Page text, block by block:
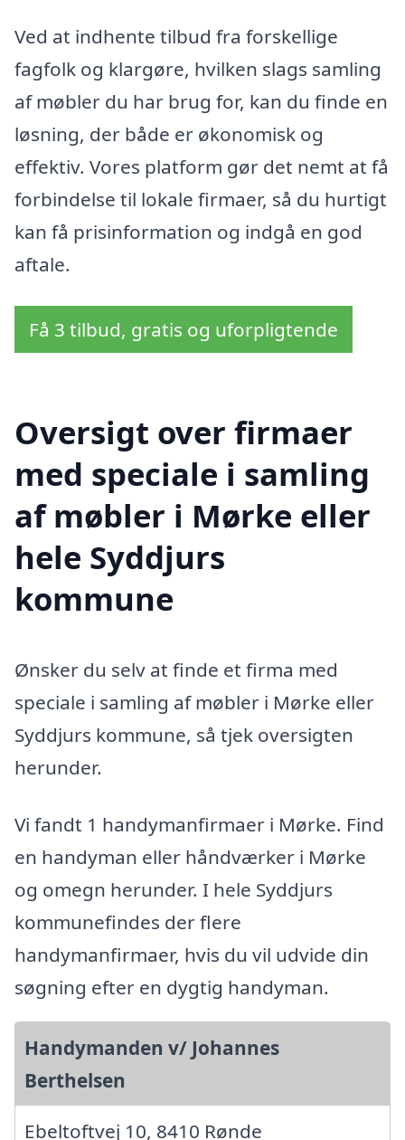
Ved at indhente tilbud fra forskellige
fagfolk og klargøre, hvilken slags samling
af møbler du har brug for, kan du finde en
løsning, der både er økonomisk og
effektiv. Vores platform gør det nemt at få
forbindelse til lokale firmaer, så du hurtigt
kan få prisinformation og indgå en god
aftale.
Få 3 tilbud, gratis og uforpligtende
Oversigt over firmaer
med speciale i samling
af møbler i Mørke eller
hele Syddjurs
kommune
Ønsker du selv at finde et firma med
speciale i samling af møbler i Mørke eller
Syddjurs kommune, så tjek oversigten
herunder.
Vi fandt 1 handymanfirmaer i Mørke. Find
en handyman eller håndværker i Mørke
og omegn herunder. I hele Syddjurs
kommunefindes der flere
handymanfirmaer, hvis du vil udvide din
søgning efter en dygtig handyman.
Handymanden v/ Johannes
Berthelsen
Ebeltoftvej 10, 8410 Rønde